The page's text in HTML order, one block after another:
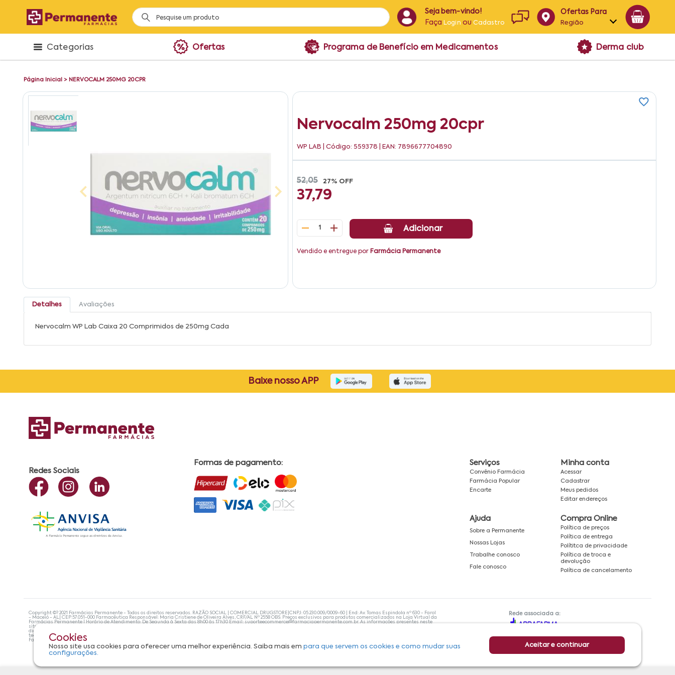
Seja bem-vindo!
Faça Login ouCadastro
Ofertas Para
Região
Alagoas
Categorias Ofertas Programa de Benefício em Medicamentos Derma club
Página Inicial > NERVOCALM 250MG 20CPR
Nervocalm 250mg 20cpr
WP LAB | Código: 559378 | EAN: 7896677704890
52,05 27% OFF
37,79
1 Adicionar
Vendido e entregue por Farmácia Permanente
Detalhes Avaliações
Nervocalm WP Lab Caixa 20 Comprimidos de 250mg Cada
Cookies
Nosso site usa cookies para oferecer uma melhor experiência. Saiba mais empara que servem os cookies e como mudar suas
configurações.
Aceitar e continuar
Baixe nosso APP
Redes Sociais
Formas de pagamento: Serviços
Convênio Farmácia
Farmácia Popular
Encarte
Minha conta
Acessar
Cadastrar
Meus pedidos
Editar endereços
Ajuda
Sobre a Permanente
Nossas Lojas
Trabalhe conosco
Fale conosco
Compra Online
Política de preços
Política de entrega
Polítitca de privacidade
Política de troca e
devolução
Política de cancelamento
Copyright ©? 2021 Farmácias Permanente - Todos os direitos reservados. RAZÃO SOCIAL | COMERCIAL DRUGSTORE|CNPJ: 05.230.009/0009-60 | End: Av. Tomas Espindola nº 630 - Farol
- Maceió - AL| CEP:57.051-000 Farmacêutica Responsável: Maria Cristiene de Oliveira Alves, CRF/AL Nº 2558 OBS: Preços exclusivos para produtos comercializados na Loja Virtual da
Farmácias Permanente | Horário de Atendimento: De Segunda à Sexta das 8h00 às 17h30 Email: suporteecommerce@farmaciapermanente.com.br. As informações presentes neste
site não devem ser utilizadas para automedicação e, de forma alguma, substituem as orientações de um profissional da área médica. Apenas o médico está capacitado para
diagnosticar problemas de saúde e prescrever o tratamento adequado. Se os sintomas persistirem, um médico deve ser consultado. A Farmácia Permanente trabalha com as
tecnologias mais avançadas de proteção de dados, para que você possa realizar suas compras com tranquilidade. A privacidade e a segurança dos clientes são compromissos da
Farmácias Permanente. Todos os pedidos efetuados estão sujeitos à confirmação da disponibilidade de produto em nosso estoque.
Rede associada a: